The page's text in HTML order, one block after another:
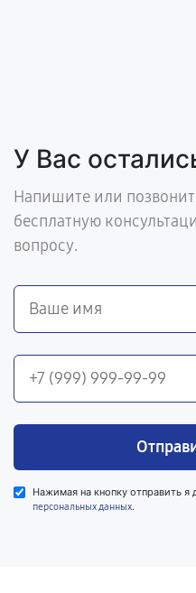
У Вас
Напишите или
бесплатную
вопросу.
Нажимая на кнопку отправить я
персональных данных.